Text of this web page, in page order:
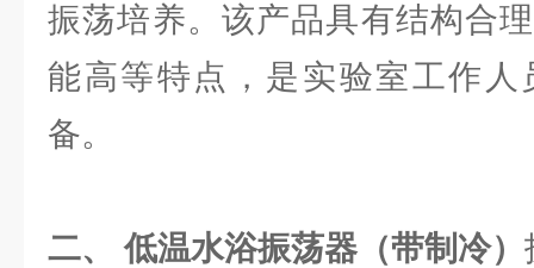
振荡培养。该产品具有结构合
能高等特点，是实验室工作人
备。
二、 低温水浴振荡器（带制冷）